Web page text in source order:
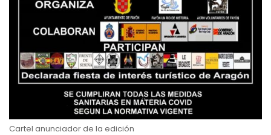
Cartel anunciador de la edición